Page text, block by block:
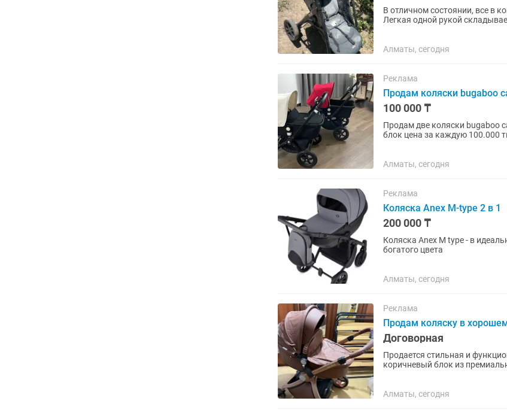
В отличном состоянии, все в
Легкая одной рукой
Алматы, сегодня
Реклама
Продам коляски bugaboo
100 000 ₸
Продам две коляски bugaboo cameleon 3 в
блок цена за каждую 100.000
Алматы, сегодня
Реклама
Коляска Anex M-type 2 в 1
200 000 ₸
Коляска Anex M type - в
богатого цвета
Алматы, сегодня
Реклама
Продам коляску в
Договорная
Продается стильная и
коричневый блок из
Алматы, сегодня